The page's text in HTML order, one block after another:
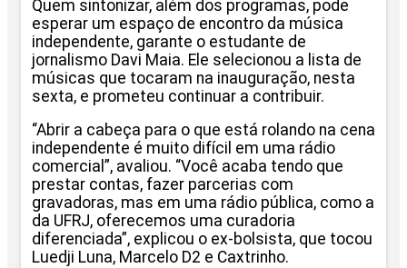
Quem sintonizar, além dos programas, pode
esperar um espaço de encontro da música
independente, garante o estudante de
jornalismo Davi Maia. Ele selecionou a lista de
músicas que tocaram na inauguração, nesta
sexta, e prometeu continuar a contribuir.
“Abrir a cabeça para o que está rolando na cena
independente é muito difícil em uma rádio
comercial”, avaliou. “Você acaba tendo que
prestar contas, fazer parcerias com
gravadoras, mas em uma rádio pública, como a
da UFRJ, oferecemos uma curadoria
diferenciada”, explicou o ex-bolsista, que tocou
Luedji Luna, Marcelo D2 e Caxtrinho.